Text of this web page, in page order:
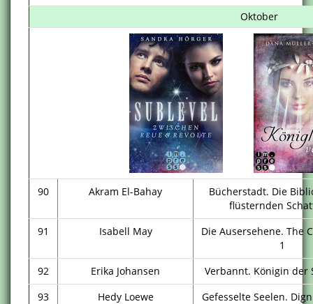
Oktober
90 Akram El-Bahay
Bücherstadt. Die
flüsternden
91
Isabell May
Die Ausersehene. The
1
92
Erika Johansen
Verbannt. Königin der
93
Hedy Loewe
Gefesselte Seelen.